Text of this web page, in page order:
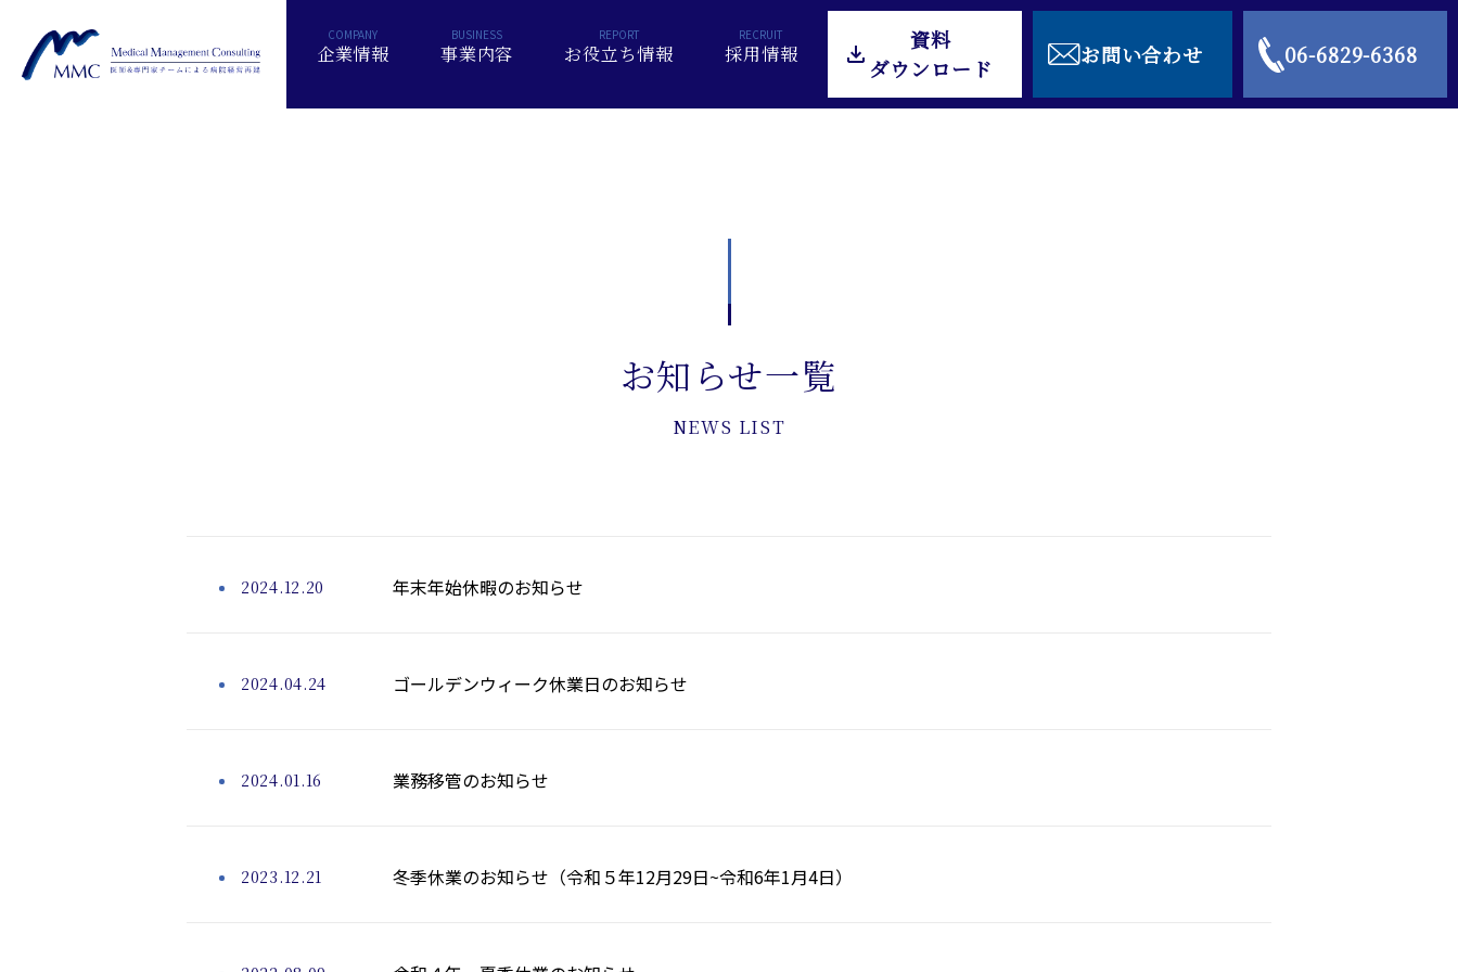
企業情報 事業内容 お役立ち情報 採用情報
資料
ダウンロード
お問い合わせ 06-6829-6368
お知らせ一覧
NEWS LIST
2024.12.20 年末年始休暇のお知らせ
2024.04.24 ゴールデンウィーク休業日のお知らせ
2024.01.16 業務移管のお知らせ
2023.12.21 冬季休業のお知らせ（令和５年12月29日~令和6年1月4日）